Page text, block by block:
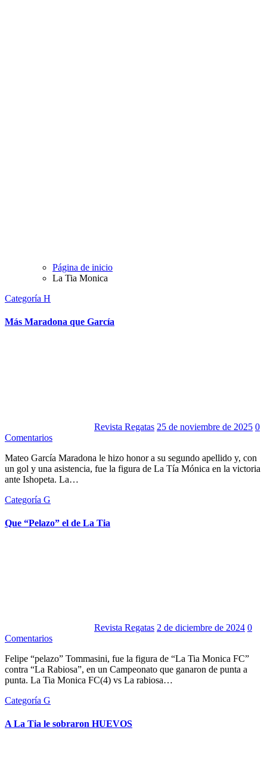
Página de inicio
La Tia Monica
Categoría H
Más Maradona que García
Revista Regatas 25 de noviembre de 2025 0
Comentarios
Mateo García Maradona le hizo honor a su segundo apellido y, con
un gol y una asistencia, fue la figura de La Tía Mónica en la victoria
ante Ishopeta. La…
Categoría G
Que “Pelazo” el de La Tia
Revista Regatas 2 de diciembre de 2024 0
Comentarios
Felipe “pelazo” Tommasini, fue la figura de “La Tia Monica FC”
contra “La Rabiosa”, en un Campeonato que ganaron de punta a
punta. La Tia Monica FC(4) vs La rabiosa…
Categoría G
A La Tia le sobraron HUEVOS